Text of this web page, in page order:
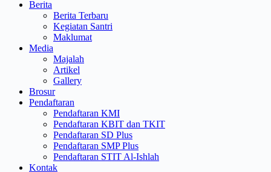
Berita
Berita Terbaru
Kegiatan Santri
Maklumat
Media
Majalah
Artikel
Gallery
Brosur
Pendaftaran
Pendaftaran KMI
Pendaftaran KBIT dan TKIT
Pendaftaran SD Plus
Pendaftaran SMP Plus
Pendaftaran STIT Al-Ishlah
Kontak